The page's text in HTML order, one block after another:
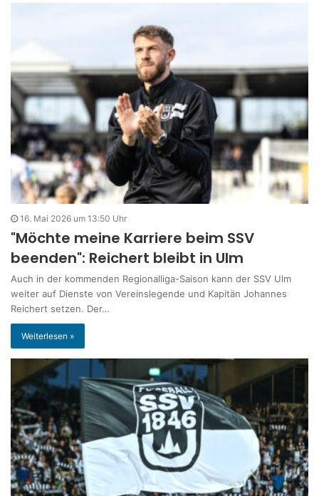
16. Mai 2026 um 13:50 Uhr
"Möchte meine Karriere beim SSV
beenden": Reichert bleibt in Ulm
Auch in der kommenden Regionalliga-Saison kann der SSV Ulm
weiter auf Dienste von Vereinslegende und Kapitän Johannes
Reichert setzen. Der…
Weiterlesen »